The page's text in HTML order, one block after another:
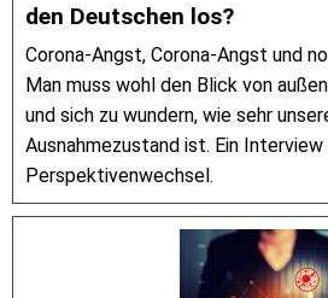
den Deutschen los?
Corona-Angst, Corona-Angst und
Man muss wohl den Blick von
und sich zu wundern, wie sehr
Ausnahmezustand ist. Ein
Perspektivenwechsel.